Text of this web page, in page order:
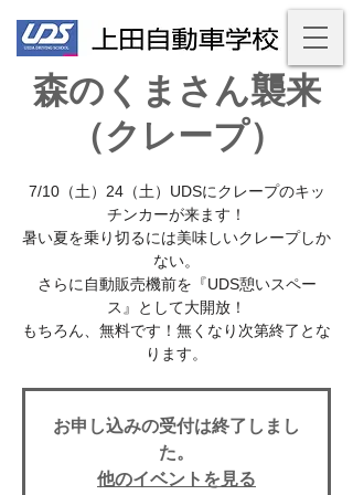
森のくまさん襲来
（クレープ）
7/10（土）24（土）UDSにクレープのキッ
チンカーが来ます！
暑い夏を乗り切るには美味しいクレープしか
ない。
さらに自動販売機前を『UDS憩いスペー
ス』として大開放！
もちろん、無料です！無くなり次第終了とな
ります。
お申し込みの受付は終了しまし
た。
他のイベントを見る